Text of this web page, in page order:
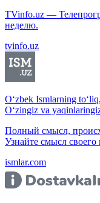
TVinfo.uz —
неделю.
tvinfo.uz
O‘zbek Ismlarning
O‘zingiz va
Полный смысл,
Узнайте смысл
ismlar.com